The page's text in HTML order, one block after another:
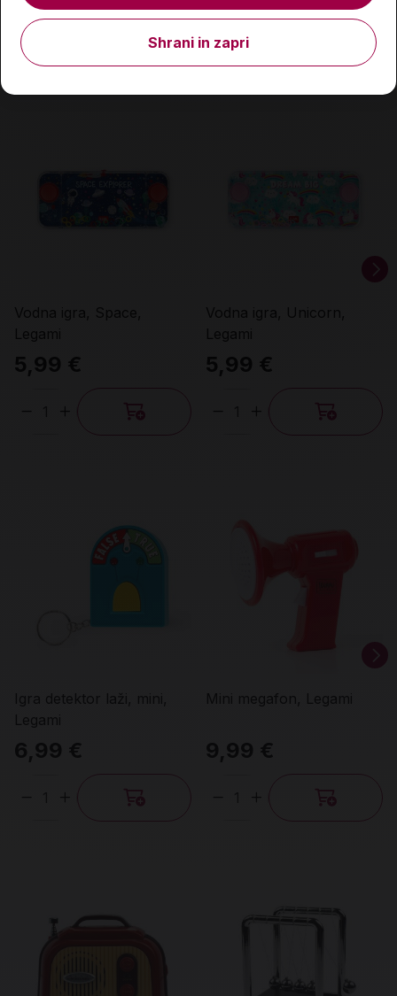
Količina Količina
Vodna igra, Space,
Legami
5,99 €
Vodna igra, Unicorn,
Legami
5,99 €
Igra detektor laži, mini,
Legami
6,99 €
Mini megafon, Legami
9,99 €
Shrani in zapri